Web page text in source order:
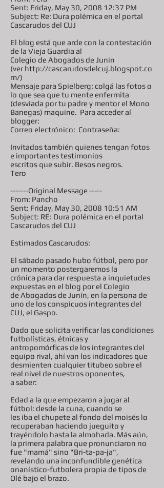
Sent: Friday, May 30, 2008 12:37 PM
Subject: Re: Dura polémica en el portal
Cascarudos del CUJ
El blog está que arde con la contestación
de la Vieja Guardia al
Colegio de Abogados de Junin
(ver http://cascarudosdelcuj.blogspot.co
m/)
Mensaje para Spielberg: colgá las fotos o
lo que sea que tu mente enfermita
(desviada por tu padre y mentor el Mono
Banegas) maquine. Para acceder al
blogger:
Correo electrónico: Contraseña:
Invitados también quienes tengan fotos
e importantes testimonios
escritos que subir. Besos negros.
Tero
-------Original Message -----
From: Pancho
Sent: Friday, May 30, 2008 10:51 AM
Subject: RE: Dura polémica en el portal
Cascarudos del CUJ
Estimados Cascarudos:
El sábado pasado hubo fútbol, pero por
un momento postergaremos la
crónica para dar respuesta a inquietudes
expuestas en el blog por el Colegio
de Abogados de Junín, en la persona de
uno de los conspicuos integrantes del
CUJ, el Gaspo.
Dado que solicita verificar las condiciones
futbolísticas, étnicas y
antropomórficas de los integrantes del
equipo rival, ahí van los indicadores que
desmienten cualquier titubeo sobre el
real nivel de nuestros oponentes,
a saber:
Edad a la que empezaron a jugar al
fútbol: desde la cuna, cuando se
les iba el chupete al fondo del moisés lo
recuperaban haciendo jueguito y
trayéndolo hasta la almohada. Más aún,
la primera palabra que pronunciaron no
fue "mamá" sino "Bri-ta-pa-ja",
revelando una inconfundible genética
onanístico-futbolera propia de tipos de
Olé bajo el brazo.